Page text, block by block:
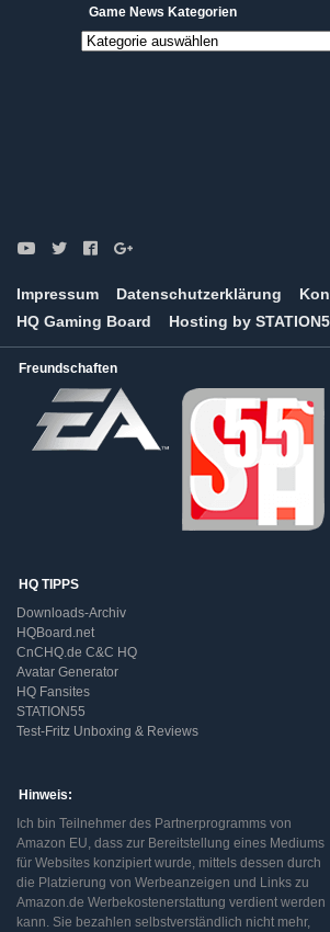
Game News Kategorien
Game
Impressum Datenschutzerklärung
HQ Gaming Board
Hosting by
Freundschaften
HQ TIPPS
Downloads-Archiv
HQBoard.net
CnCHQ.de C&C HQ
Avatar Generator
HQ Fansites
STATION55
Test-Fritz Unboxing & Reviews
Hinweis:
Ich bin Teilnehmer des Partnerprogramms von
Amazon EU, dass zur Bereitstellung eines Mediums
für Websites konzipiert wurde, mittels dessen durch
die Platzierung von Werbeanzeigen und Links zu
Amazon.de Werbekostenerstattung verdient werden
kann. Sie bezahlen selbstverständlich nicht mehr,